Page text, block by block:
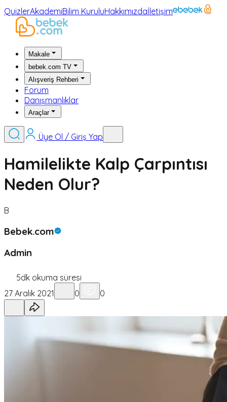
QuizlerAkademiBilim KuruluHakkımızdaİletişim
Makale
bebek.com TV
Alışveriş Rehberi
Forum
Danışmanlıklar
Araçlar
Üye Ol / Giriş Yap
Hamilelikte Kalp Çarpıntısı
Neden Olur?
B
Bebek.com
Admin
5dk okuma süresi
27 Aralık 2021
0 0